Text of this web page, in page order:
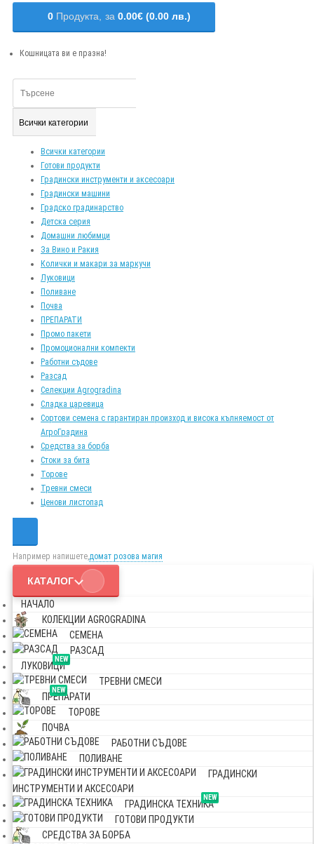
0 Продукта, за 0.00€ (0.00 лв.)
Кошницата ви е празна!
Всички категории
Всички категории
Готови продукти
Градински инструменти и аксесоари
Градински машини
Градско градинарство
Детска серия
Домашни любимци
За Вино и Ракия
Колички и макари за маркучи
Луковици
Поливане
Почва
ПРЕПАРАТИ
Промо пакети
Промоционални компекти
Работни съдове
Разсад
Селекции Agrogradina
Сладка царевица
Сортови семена с гарантиран произход и висока кълняемост от
АгроГрадина
Средства за борба
Стоки за бита
Торове
Тревни смеси
Ценови листопад
Например напишете,домат розова магия
КАТАЛОГ
НАЧАЛО
КОЛЕКЦИИ AGROGRADINA
СЕМЕНА
РАЗСАД
NEW
ЛУКОВИЦИ
ТРЕВНИ СМЕСИ
NEW
ПРЕПАРАТИ
ТОРОВЕ
ПОЧВА
РАБОТНИ СЪДОВЕ
ПОЛИВАНЕ
ГРАДИНСКИ
ИНСТРУМЕНТИ И АКСЕСОАРИ
NEW
ГРАДИНСКА ТЕХНИКА
ГОТОВИ ПРОДУКТИ
СРЕДСТВА ЗА БОРБА